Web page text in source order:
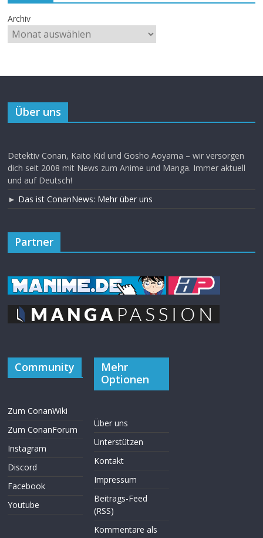
Archiv
Über uns
Detektiv Conan, Kaito Kid und Gosho Aoyama – wir versorgen
dich seit 2008 mit News zum Anime und Manga. Immer aktuell
und auf Deutsch!
► Das ist ConanNews: Mehr über uns
Partner
Community
Zum ConanWiki
Zum ConanForum
Instagram
Discord
Facebook
Youtube
Mehr
Optionen
Über uns
Unterstützen
Kontakt
Impressum
Beitrags-Feed
(RSS)
Kommentare als